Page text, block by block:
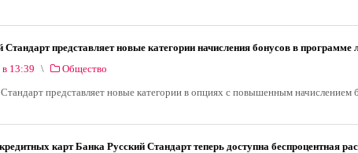
Стандарт представляет новые категории начисления бонусов в программе
13:39
Общество
представляет новые категории в опциях с повышенным начислением
карт Банка Русский Стандарт теперь доступна беспроцентная